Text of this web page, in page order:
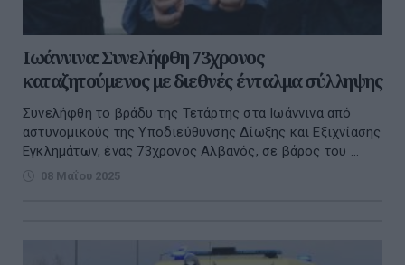
Ιωάννινα: Συνελήφθη 73χρονος
καταζητούμενος με διεθνές ένταλμα σύλληψης
Συνελήφθη το βράδυ της Τετάρτης στα Ιωάννινα από
αστυνομικούς της Υποδιεύθυνσης Δίωξης και Εξιχνίασης
Εγκλημάτων, ένας 73χρονος Αλβανός, σε βάρος του ...
08 Μαΐου 2025